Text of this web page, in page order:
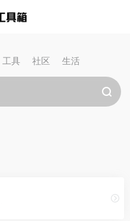
工具 社区 生活